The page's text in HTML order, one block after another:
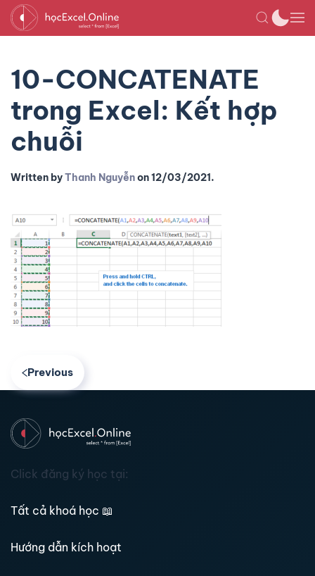
10-CONCATENATE
trong Excel: Kết hợp
chuỗi
Written byThanh Nguyễnon12/03/2021.
Previous
Click đăng ký học tại:
Tất cả khoá học 📖
Hướng dẫn kích hoạt